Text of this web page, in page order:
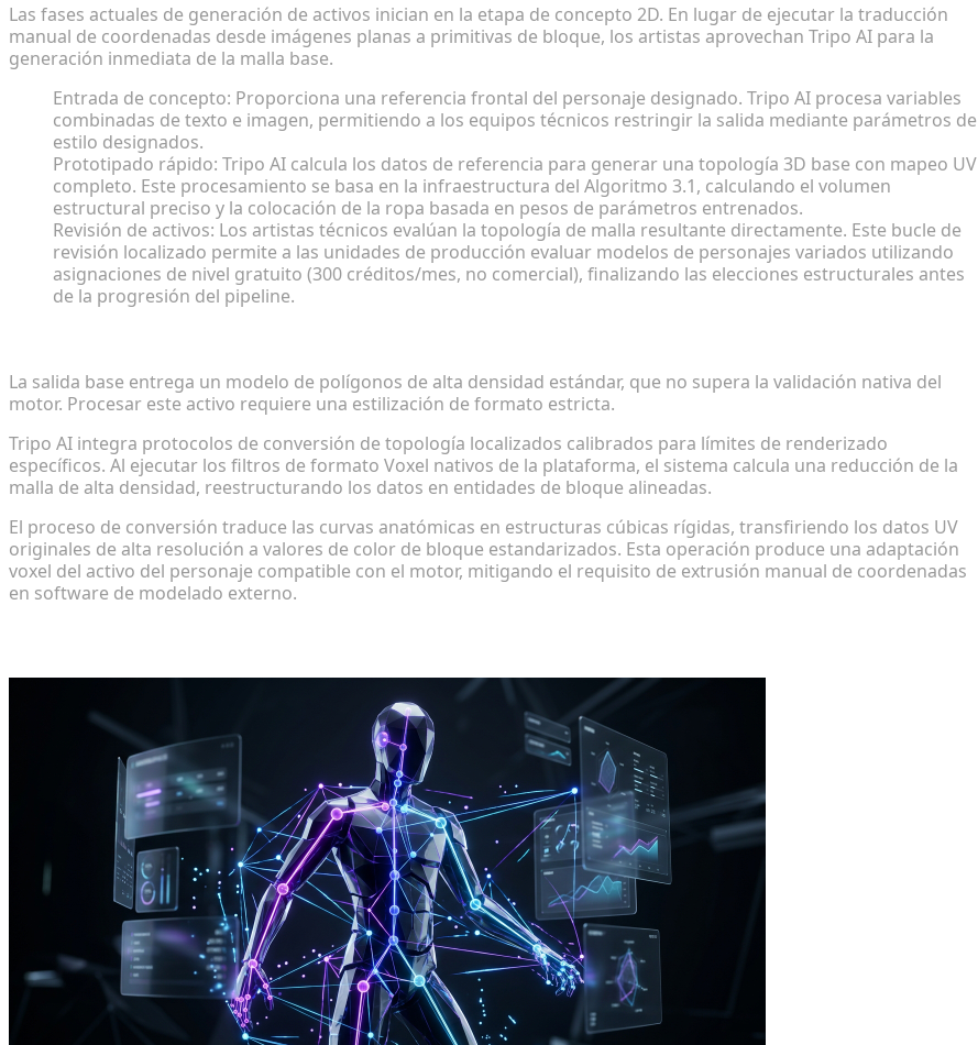
Las fases actuales de generación de activos inician en la etapa de concepto 2D. En lugar de ejecutar la traducción
manual de coordenadas desde imágenes planas a primitivas de bloque, los artistas aprovechan Tripo AI para la
generación inmediata de la malla base.
Entrada de concepto: Proporciona una referencia frontal del personaje designado. Tripo AI procesa variables
combinadas de texto e imagen, permitiendo a los equipos técnicos restringir la salida mediante parámetros de
estilo designados.
Prototipado rápido: Tripo AI calcula los datos de referencia para generar una topología 3D base con mapeo UV
completo. Este procesamiento se basa en la infraestructura del Algoritmo 3.1, calculando el volumen
estructural preciso y la colocación de la ropa basada en pesos de parámetros entrenados.
Revisión de activos: Los artistas técnicos evalúan la topología de malla resultante directamente. Este bucle de
revisión localizado permite a las unidades de producción evaluar modelos de personajes variados utilizando
asignaciones de nivel gratuito (300 créditos/mes, no comercial), finalizando las elecciones estructurales antes
de la progresión del pipeline.
La salida base entrega un modelo de polígonos de alta densidad estándar, que no supera la validación nativa del
motor. Procesar este activo requiere una estilización de formato estricta.
Tripo AI integra protocolos de conversión de topología localizados calibrados para límites de renderizado
específicos. Al ejecutar los filtros de formato Voxel nativos de la plataforma, el sistema calcula una reducción de la
malla de alta densidad, reestructurando los datos en entidades de bloque alineadas.
El proceso de conversión traduce las curvas anatómicas en estructuras cúbicas rígidas, transfiriendo los datos UV
originales de alta resolución a valores de color de bloque estandarizados. Esta operación produce una adaptación
voxel del activo del personaje compatible con el motor, mitigando el requisito de extrusión manual de coordenadas
en software de modelado externo.